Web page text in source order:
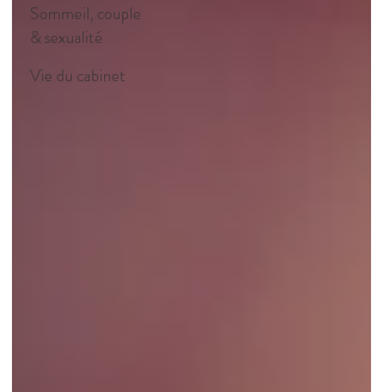
Sommeil, couple
& sexualité
Vie du cabinet